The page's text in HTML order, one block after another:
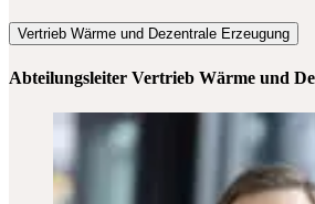
Vertrieb Wärme und Dezentrale Erzeugung
Abteilungsleiter Vertrieb Wärme und